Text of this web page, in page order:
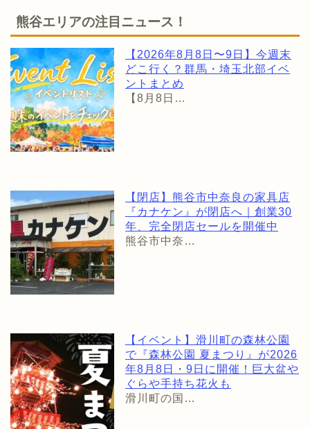
熊谷エリアの注目ニュース！
【2026年8月8日〜9日】今週末
どこ行く？群馬・埼玉北部イベ
ントまとめ
【8月8日…
【閉店】熊谷市中奈良の家具店
『カナケン』が閉店へ｜創業30
年、完全閉店セールを開催中
熊谷市中奈…
【イベント】滑川町の森林公園
で『森林公園 夏まつり』が2026
年8月8日・9日に開催！巨大盆や
ぐらや手持ち花火も
滑川町の国…